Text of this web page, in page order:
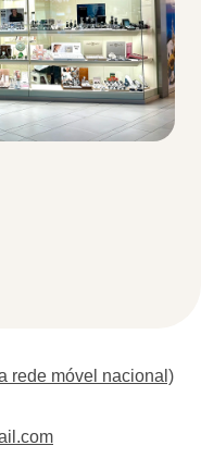
rede móvel nacional)